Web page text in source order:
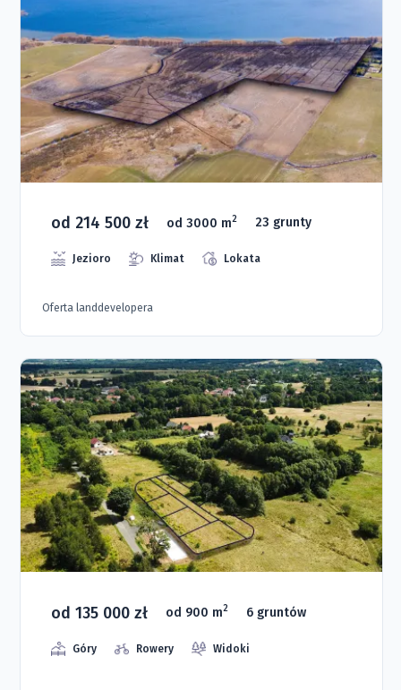
od 214 500 zł od 3000 m2 23 grunty
Jezioro Klimat Lokata
Oferta landdevelopera
od 135 000 zł od 900 m2 6 gruntów
Góry Rowery Widoki